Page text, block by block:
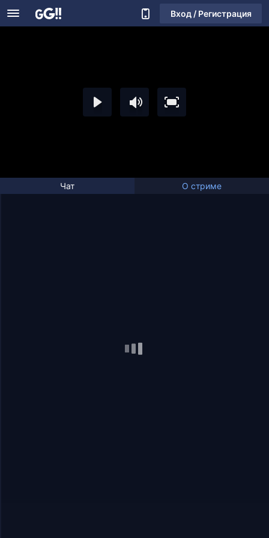
Вход / Регистрация
Чат О стриме